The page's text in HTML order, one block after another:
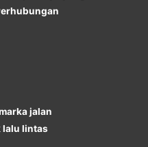
jalan
lalu lintas